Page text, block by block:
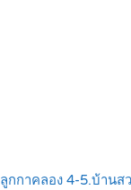
กกาคลอง 4-5.บ้า